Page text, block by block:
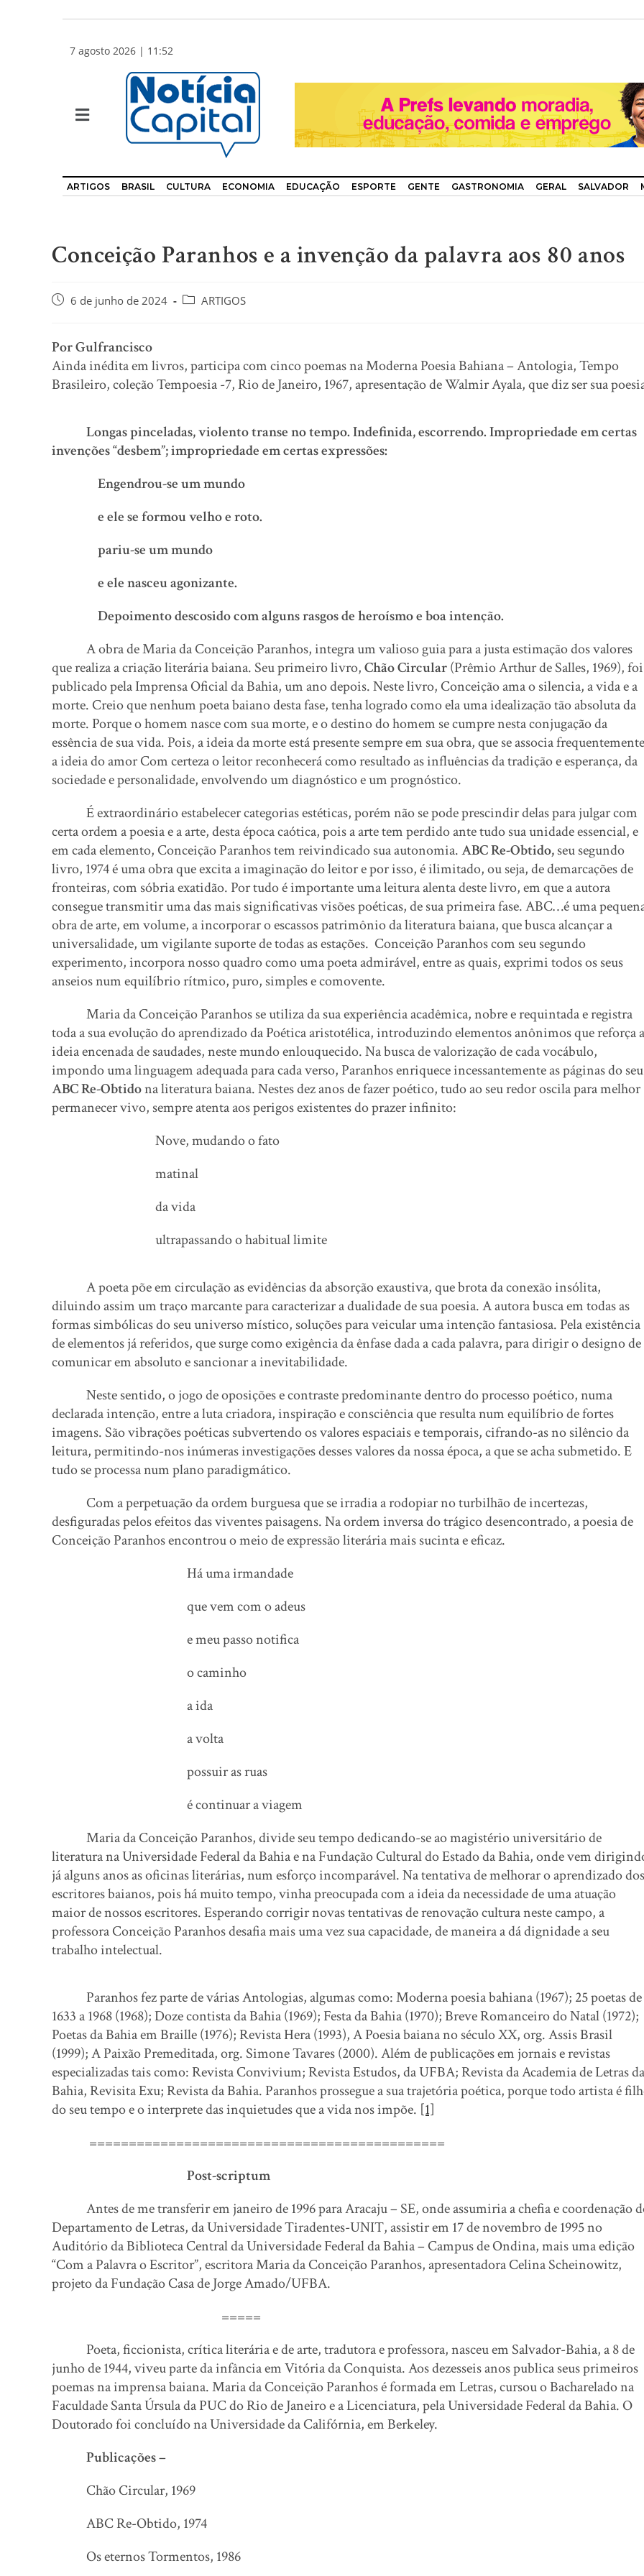
7 agosto 2026 | 11:52
ARTIGOS BRASIL CULTURA ECONOMIA EDUCAÇÃO ESPORTE GENTE GASTRONOMIA GERAL SALVADOR
Conceição Paranhos e a invenção da palavra aos 80 anos
6 de junho de 2024 ARTIGOS
Por Gulfrancisco
Ainda inédita em livros, participa com cinco poemas na Moderna Poesia Bahiana – Antologia, Tempo
Brasileiro, coleção Tempoesia -7, Rio de Janeiro, 1967, apresentação de Walmir Ayala, que diz ser sua
Longas pinceladas, violento transe no tempo. Indefinida, escorrendo. Impropriedade em certas
invenções “desbem”; impropriedade em certas expressões:
Engendrou-se um mundo
e ele se formou velho e roto.
pariu-se um mundo
e ele nasceu agonizante.
Depoimento descosido com alguns rasgos de heroísmo e boa intenção.
A obra de Maria da Conceição Paranhos, integra um valioso guia para a justa estimação dos valores
que realiza a criação literária baiana. Seu primeiro livro,Chão Circular(Prêmio Arthur de Salles, 1969), foi
publicado pela Imprensa Oficial da Bahia, um ano depois. Neste livro, Conceição ama o silencia, a vida e a
morte. Creio que nenhum poeta baiano desta fase, tenha logrado como ela uma idealização tão absoluta da
morte. Porque o homem nasce com sua morte, e o destino do homem se cumpre nesta conjugação da
essência de sua vida. Pois, a ideia da morte está presente sempre em sua obra, que se associa frequentemente
a ideia do amor Com certeza o leitor reconhecerá como resultado as influências da tradição e esperança, da
sociedade e personalidade, envolvendo um diagnóstico e um prognóstico.
É extraordinário estabelecer categorias estéticas, porém não se pode prescindir delas para julgar com
certa ordem a poesia e a arte, desta época caótica, pois a arte tem perdido ante tudo sua unidade essencial, e
em cada elemento, Conceição Paranhos tem reivindicado sua autonomia.ABC Re-Obtido,seu segundo
livro, 1974 é uma obra que excita a imaginação do leitor e por isso, é ilimitado, ou seja, de demarcações de
fronteiras, com sóbria exatidão. Por tudo é importante uma leitura alenta deste livro, em que a autora
consegue transmitir uma das mais significativas visões poéticas, de sua primeira fase. ABC…é uma
obra de arte, em volume, a incorporar o escassos patrimônio da literatura baiana, que busca alcançar a
universalidade, um vigilante suporte de todas as estações. Conceição Paranhos com seu segundo
experimento, incorpora nosso quadro como uma poeta admirável, entre as quais, exprimi todos os seus
anseios num equilíbrio rítmico, puro, simples e comovente.
Maria da Conceição Paranhos se utiliza da sua experiência acadêmica, nobre e requintada e registra
toda a sua evolução do aprendizado da Poética aristotélica, introduzindo elementos anônimos que reforça a
ideia encenada de saudades, neste mundo enlouquecido. Na busca de valorização de cada vocábulo,
impondo uma linguagem adequada para cada verso, Paranhos enriquece incessantemente as páginas do seu
ABC Re-Obtidona literatura baiana. Nestes dez anos de fazer poético, tudo ao seu redor oscila para melhor
permanecer vivo, sempre atenta aos perigos existentes do prazer infinito:
Nove, mudando o fato
matinal
da vida
ultrapassando o habitual limite
A poeta põe em circulação as evidências da absorção exaustiva, que brota da conexão insólita,
diluindo assim um traço marcante para caracterizar a dualidade de sua poesia. A autora busca em todas as
formas simbólicas do seu universo místico, soluções para veicular uma intenção fantasiosa. Pela existência
de elementos já referidos, que surge como exigência da ênfase dada a cada palavra, para dirigir o designo de
comunicar em absoluto e sancionar a inevitabilidade.
Neste sentido, o jogo de oposições e contraste predominante dentro do processo poético, numa
declarada intenção, entre a luta criadora, inspiração e consciência que resulta num equilíbrio de fortes
imagens. São vibrações poéticas subvertendo os valores espaciais e temporais, cifrando-as no silêncio da
leitura, permitindo-nos inúmeras investigações desses valores da nossa época, a que se acha submetido. E
tudo se processa num plano paradigmático.
Com a perpetuação da ordem burguesa que se irradia a rodopiar no turbilhão de incertezas,
desfiguradas pelos efeitos das viventes paisagens. Na ordem inversa do trágico desencontrado, a poesia de
Conceição Paranhos encontrou o meio de expressão literária mais sucinta e eficaz.
Há uma irmandade
que vem com o adeus
e meu passo notifica
o caminho
a ida
a volta
possuir as ruas
é continuar a viagem
Maria da Conceição Paranhos, divide seu tempo dedicando-se ao magistério universitário de
literatura na Universidade Federal da Bahia e na Fundação Cultural do Estado da Bahia, onde vem
já alguns anos as oficinas literárias, num esforço incomparável. Na tentativa de melhorar o aprendizado dos
escritores baianos, pois há muito tempo, vinha preocupada com a ideia da necessidade de uma atuação
maior de nossos escritores. Esperando corrigir novas tentativas de renovação cultura neste campo, a
professora Conceição Paranhos desafia mais uma vez sua capacidade, de maneira a dá dignidade a seu
trabalho intelectual.
Paranhos fez parte de várias Antologias, algumas como: Moderna poesia bahiana (1967); 25 poetas de
1633 a 1968 (1968); Doze contista da Bahia (1969); Festa da Bahia (1970); Breve Romanceiro do Natal (1972);
Poetas da Bahia em Braille (1976); Revista Hera (1993), A Poesia baiana no século XX, org. Assis Brasil
(1999); A Paixão Premeditada, org. Simone Tavares (2000). Além de publicações em jornais e revistas
especializadas tais como: Revista Convivium; Revista Estudos, da UFBA; Revista da Academia de Letras da
Bahia, Revisita Exu; Revista da Bahia. Paranhos prossegue a sua trajetória poética, porque todo artista é
do seu tempo e o interprete das inquietudes que a vida nos impõe. [1]
=============================================
Post-scriptum
Antes de me transferir em janeiro de 1996 para Aracaju – SE, onde assumiria a chefia e coordenação
Departamento de Letras, da Universidade Tiradentes-UNIT, assistir em 17 de novembro de 1995 no
Auditório da Biblioteca Central da Universidade Federal da Bahia – Campus de Ondina, mais uma edição
“Com a Palavra o Escritor”, escritora Maria da Conceição Paranhos, apresentadora Celina Scheinowitz,
projeto da Fundação Casa de Jorge Amado/UFBA.
=====
Poeta, ficcionista, crítica literária e de arte, tradutora e professora, nasceu em Salvador-Bahia, a 8 de
junho de 1944, viveu parte da infância em Vitória da Conquista. Aos dezesseis anos publica seus primeiros
poemas na imprensa baiana. Maria da Conceição Paranhos é formada em Letras, cursou o Bacharelado na
Faculdade Santa Úrsula da PUC do Rio de Janeiro e a Licenciatura, pela Universidade Federal da Bahia. O
Doutorado foi concluído na Universidade da Califórnia, em Berkeley.
Publicações –
Chão Circular, 1969
ABC Re-Obtido, 1974
Os eternos Tormentos, 1986